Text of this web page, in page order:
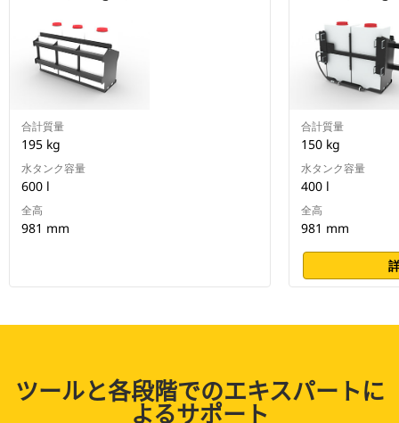
合計質量
195 kg
水タンク容量
600 l
全高
981 mm
合計質量
150 kg
水タンク容量
400 l
全高
981 mm
ツールと各段階でのエキスパートに
よるサポート